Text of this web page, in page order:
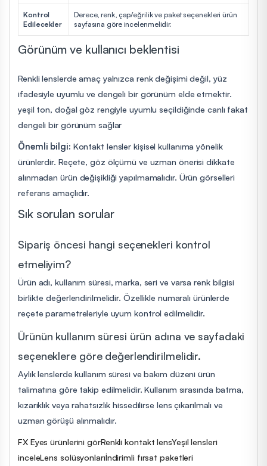
Kontrol
Edilecekler
Derece, renk, çap/eğrilik ve paket seçenekleri ürün
sayfasına göre incelenmelidir.
Görünüm ve kullanıcı beklentisi
Renkli lenslerde amaç yalnızca renk değişimi değil, yüz
ifadesiyle uyumlu ve dengeli bir görünüm elde etmektir.
yeşil ton, doğal göz rengiyle uyumlu seçildiğinde canlı fakat
dengeli bir görünüm sağlar
Önemli bilgi: Kontakt lensler kişisel kullanıma yönelik
ürünlerdir. Reçete, göz ölçümü ve uzman önerisi dikkate
alınmadan ürün değişikliği yapılmamalıdır. Ürün görselleri
referans amaçlıdır.
Sık sorulan sorular
Sipariş öncesi hangi seçenekleri kontrol
etmeliyim?
Ürün adı, kullanım süresi, marka, seri ve varsa renk bilgisi
birlikte değerlendirilmelidir. Özellikle numaralı ürünlerde
reçete parametreleriyle uyum kontrol edilmelidir.
Ürünün kullanım süresi ürün adına ve sayfadaki
seçeneklere göre değerlendirilmelidir.
Aylık lenslerde kullanım süresi ve bakım düzeni ürün
talimatına göre takip edilmelidir. Kullanım sırasında batma,
kızarıklık veya rahatsızlık hissedilirse lens çıkarılmalı ve
uzman görüşü alınmalıdır.
FX Eyes ürünlerini görRenkli kontakt lensYeşil lensleri
inceleLens solüsyonlarıİndirimli fırsat paketleri